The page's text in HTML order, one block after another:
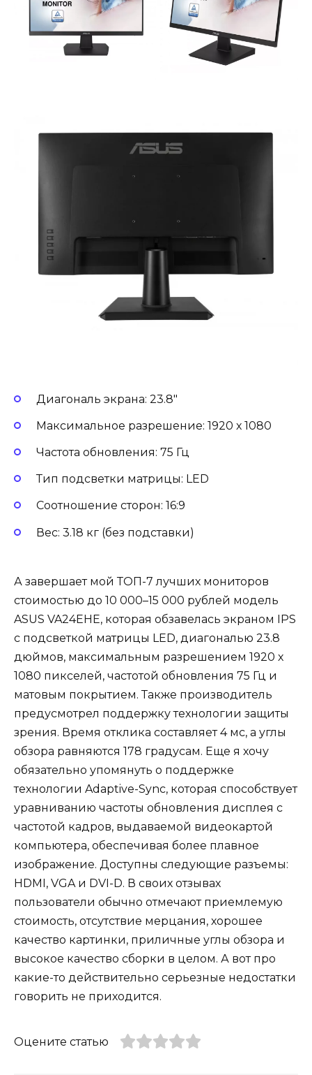
Диагональ экрана: 23.8″
Максимальное разрешение: 1920 х 1080
Частота обновления: 75 Гц
Тип подсветки матрицы: LED
Соотношение сторон: 16:9
Вес: 3.18 кг (без подставки)
А завершает мой ТОП-7 лучших мониторов
стоимостью до 10 000–15 000 рублей модель
ASUS VA24EHE, которая обзавелась экраном IPS
с подсветкой матрицы LED, диагональю 23.8
дюймов, максимальным разрешением 1920 х
1080 пикселей, частотой обновления 75 Гц и
матовым покрытием. Также производитель
предусмотрел поддержку технологии защиты
зрения. Время отклика составляет 4 мс, а углы
обзора равняются 178 градусам. Еще я хочу
обязательно упомянуть о поддержке
технологии Adaptive-Sync, которая способствует
уравниванию частоты обновления дисплея с
частотой кадров, выдаваемой видеокартой
компьютера, обеспечивая более плавное
изображение. Доступны следующие разъемы:
HDMI, VGA и DVI-D. В своих отзывах
пользователи обычно отмечают приемлемую
стоимость, отсутствие мерцания, хорошее
качество картинки, приличные углы обзора и
высокое качество сборки в целом. А вот про
какие-то действительно серьезные недостатки
говорить не приходится.
Оцените статью